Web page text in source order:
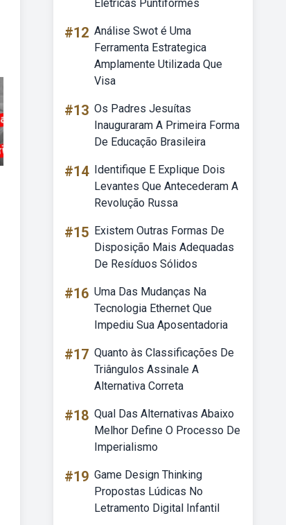
Elétricas Puntiformes
#12 Análise Swot é Uma
Ferramenta Estrategica
Amplamente Utilizada Que
Visa
#13 Os Padres Jesuítas
Inauguraram A Primeira Forma
De Educação Brasileira
#14 Identifique E Explique Dois
Levantes Que Antecederam A
Revolução Russa
#15 Existem Outras Formas De
Disposição Mais Adequadas
De Resíduos Sólidos
#16 Uma Das Mudanças Na
Tecnologia Ethernet Que
Impediu Sua Aposentadoria
#17 Quanto às Classificações De
Triângulos Assinale A
Alternativa Correta
#18 Qual Das Alternativas Abaixo
Melhor Define O Processo De
Imperialismo
#19 Game Design Thinking
Propostas Lúdicas No
Letramento Digital Infantil